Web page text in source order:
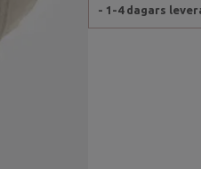
- 1-4 dagars